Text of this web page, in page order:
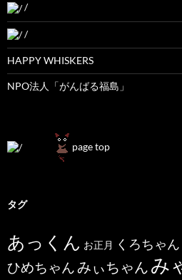
/
/
HAPPY WHISKERS
NPO法人「がんばる福島」
page top
タグ
あっくん お正月 くろちゃん
ひめちゃんみぃちゃん み